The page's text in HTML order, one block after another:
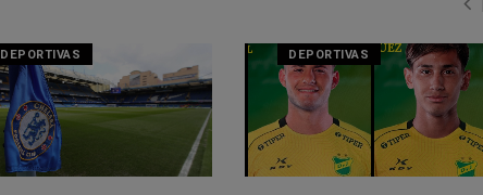
DEPORTIVAS DEPORTIVAS